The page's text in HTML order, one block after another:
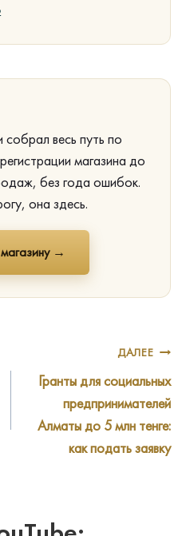
собрал весь путь по
магазина до
без года ошибок.
она здесь.
→
ДАЛЕЕ
Гранты для социальных
предпринимателей
Алматы до 5 млн тенге:
как подать заявку